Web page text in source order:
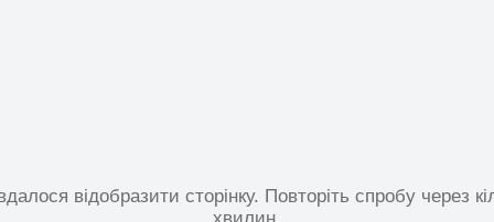
відобразити сторінку. Повторіть спробу через